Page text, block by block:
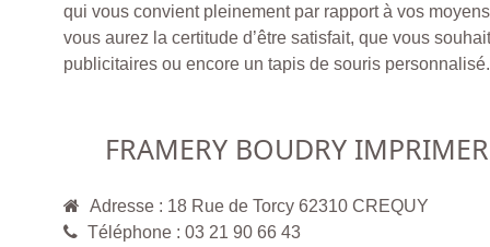
qui vous convient pleinement par rapport à vos
vous aurez la certitude d’être satisfait, que vous
publicitaires ou encore un tapis de souris personnalisé.
FRAMERY BOUDRY
Adresse : 18 Rue de Torcy 62310 CREQUY
Téléphone : 03 21 90 66 43